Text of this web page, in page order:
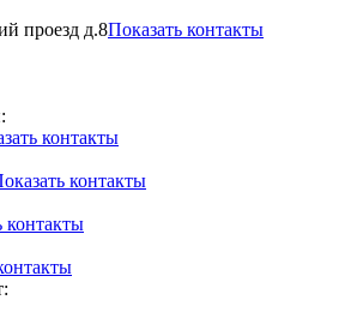
проезд д.8Показать контакты
контакты
контакты
контакты